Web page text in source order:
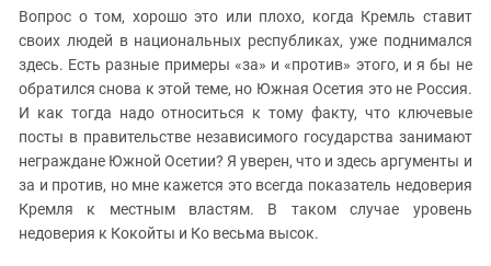
Российская Федерация
Ростовская область
Северная Осетия - Алания
СКФО
Ставропольский край
Чечня
Южная Осетия
Южный Кавказ
Вопрос о том, хорошо это или плохо, когда Кремль ставит
своих людей в национальных республиках, уже поднимался
здесь. Есть разные примеры «за» и «против» этого, и я бы не
обратился снова к этой теме, но Южная Осетия это не Россия.
И как тогда надо относиться к тому факту, что ключевые
посты в правительстве независимого государства занимают
неграждане Южной Осетии? Я уверен, что и здесь аргументы и
за и против, но мне кажется это всегда показатель недоверия
Кремля к местным властям. В таком случае уровень
недоверия к Кокойты и Ко весьма высок.